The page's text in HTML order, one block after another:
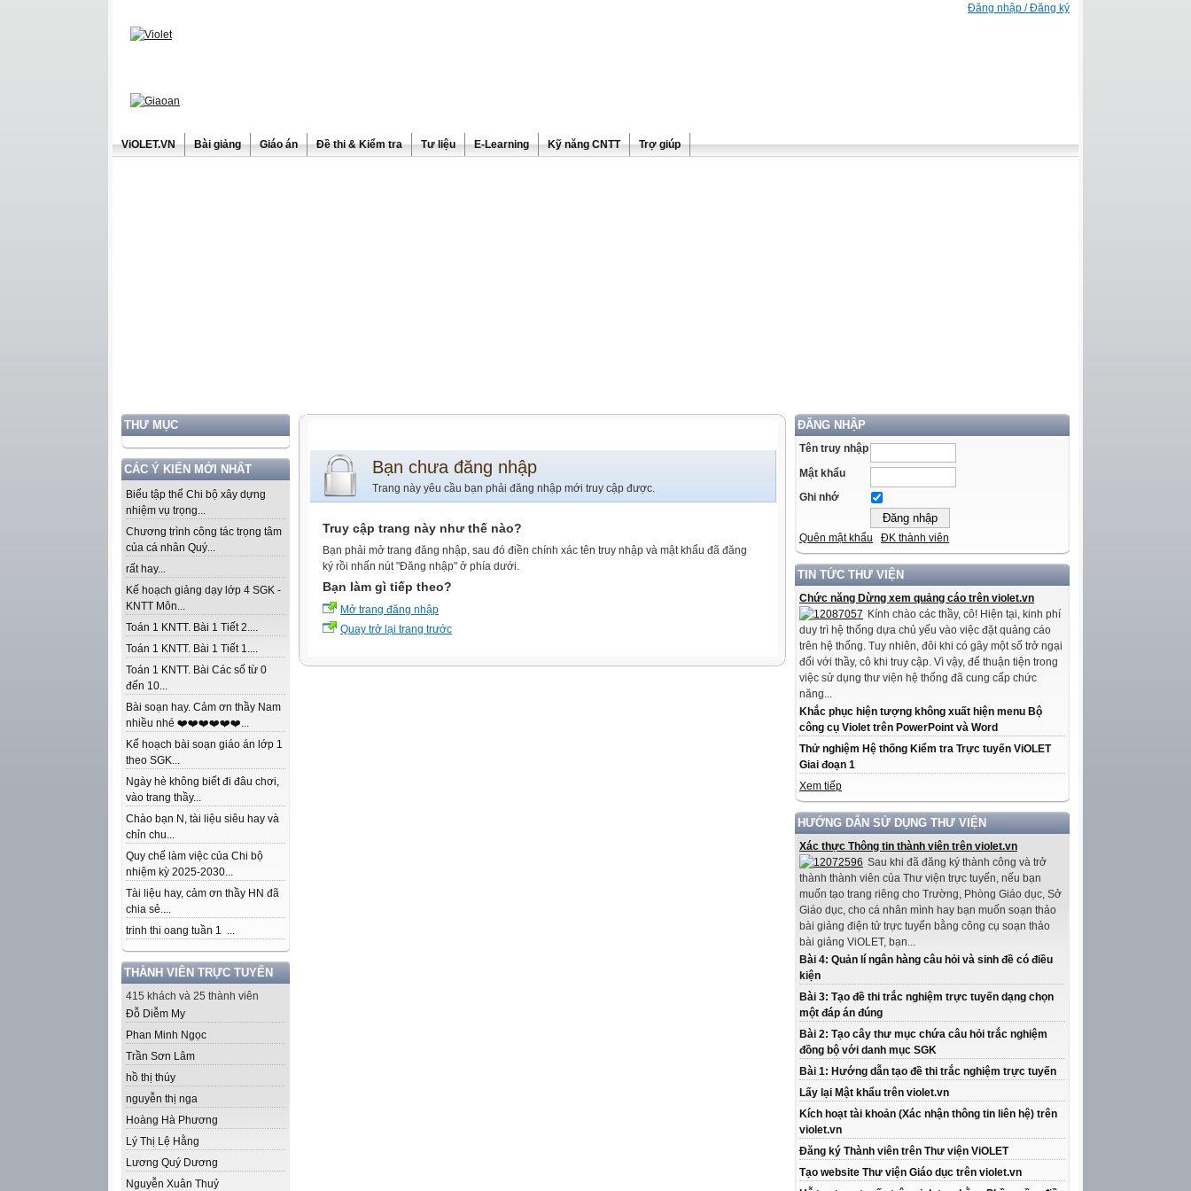
Đăng nhập / Đăng ký
ViOLET.VN Bài giảng Giáo án Đề thi & Kiểm tra Tư liệu E-Learning Kỹ năng CNTT Trợ giúp
THƯ MỤC
CÁC Ý KIẾN MỚI NHẤT
Biểu tập thể Chi bộ xây dựng
nhiệm vụ trọng...
Chương trình công tác trọng tâm
của cá nhân Quý...
rất hay...
Kế hoạch giảng dạy lớp 4 SGK -
KNTT Môn...
Toán 1 KNTT. Bài 1 Tiết 2....
Toán 1 KNTT. Bài 1 Tiết 1....
Toán 1 KNTT. Bài Các số từ 0
đến 10...
Bài soạn hay. Cảm ơn thầy Nam
nhiều nhé ❤️❤️❤️❤️❤️❤️...
Kế hoạch bài soạn giáo án lớp 1
theo SGK...
Ngày hè không biết đi đâu chơi,
vào trang thầy...
Chào bạn N, tài liệu siêu hay và
chỉn chu...
Quy chế làm việc của Chi bộ
nhiệm kỳ 2025-2030...
Tài liệu hay, cảm ơn thầy HN đã
chia sẻ....
trinh thi oang tuần 1 ...
THÀNH VIÊN TRỰC TUYẾN
415 khách và 25 thành viên
Đỗ Diễm My
Phan Minh Ngọc
Trần Sơn Lâm
hồ thị thúy
nguyễn thị nga
Hoàng Hà Phương
Lý Thị Lệ Hằng
Lương Quý Dương
Nguyễn Xuân Thuỷ
ĐĂNG NHẬP
Tên truy nhập
Mật khẩu
Ghi nhớ
Quên mật khẩu ĐK thành viên
TIN TỨC THƯ VIỆN
Chức năng Dừng xem quảng cáo trên violet.vn
Kính chào các thầy, cô! Hiện tại, kinh phí
duy trì hệ thống dựa chủ yếu vào việc đặt quảng cáo
trên hệ thống. Tuy nhiên, đôi khi có gây một số trở ngại
đối với thầy, cô khi truy cập. Vì vậy, để thuận tiện trong
việc sử dụng thư viện hệ thống đã cung cấp chức
năng...
Khắc phục hiện tượng không xuất hiện menu Bộ
công cụ Violet trên PowerPoint và Word
Thử nghiệm Hệ thống Kiểm tra Trực tuyến ViOLET
Giai đoạn 1
Xem tiếp
HƯỚNG DẪN SỬ DỤNG THƯ VIỆN
Xác thực Thông tin thành viên trên violet.vn
Sau khi đã đăng ký thành công và trở
thành thành viên của Thư viện trực tuyến, nếu bạn
muốn tạo trang riêng cho Trường, Phòng Giáo dục, Sở
Giáo dục, cho cá nhân mình hay bạn muốn soạn thảo
bài giảng điện tử trực tuyến bằng công cụ soạn thảo
bài giảng ViOLET, bạn...
Bài 4: Quản lí ngân hàng câu hỏi và sinh đề có điều
kiện
Bài 3: Tạo đề thi trắc nghiệm trực tuyến dạng chọn
một đáp án đúng
Bài 2: Tạo cây thư mục chứa câu hỏi trắc nghiệm
đồng bộ với danh mục SGK
Bài 1: Hướng dẫn tạo đề thi trắc nghiệm trực tuyến
Lấy lại Mật khẩu trên violet.vn
Kích hoạt tài khoản (Xác nhận thông tin liên hệ) trên
violet.vn
Đăng ký Thành viên trên Thư viện ViOLET
Tạo website Thư viện Giáo dục trên violet.vn
Bạn chưa đăng nhập
Trang này yêu cầu bạn phải đăng nhập mới truy cập được.
Truy cập trang này như thế nào?
Bạn phải mở trang đăng nhập, sau đó điền chính xác tên truy nhập và mật khẩu đã đăng
ký rồi nhấn nút "Đăng nhập" ở phía dưới.
Bạn làm gì tiếp theo?
Mở trang đăng nhập
Quay trở lại trang trước